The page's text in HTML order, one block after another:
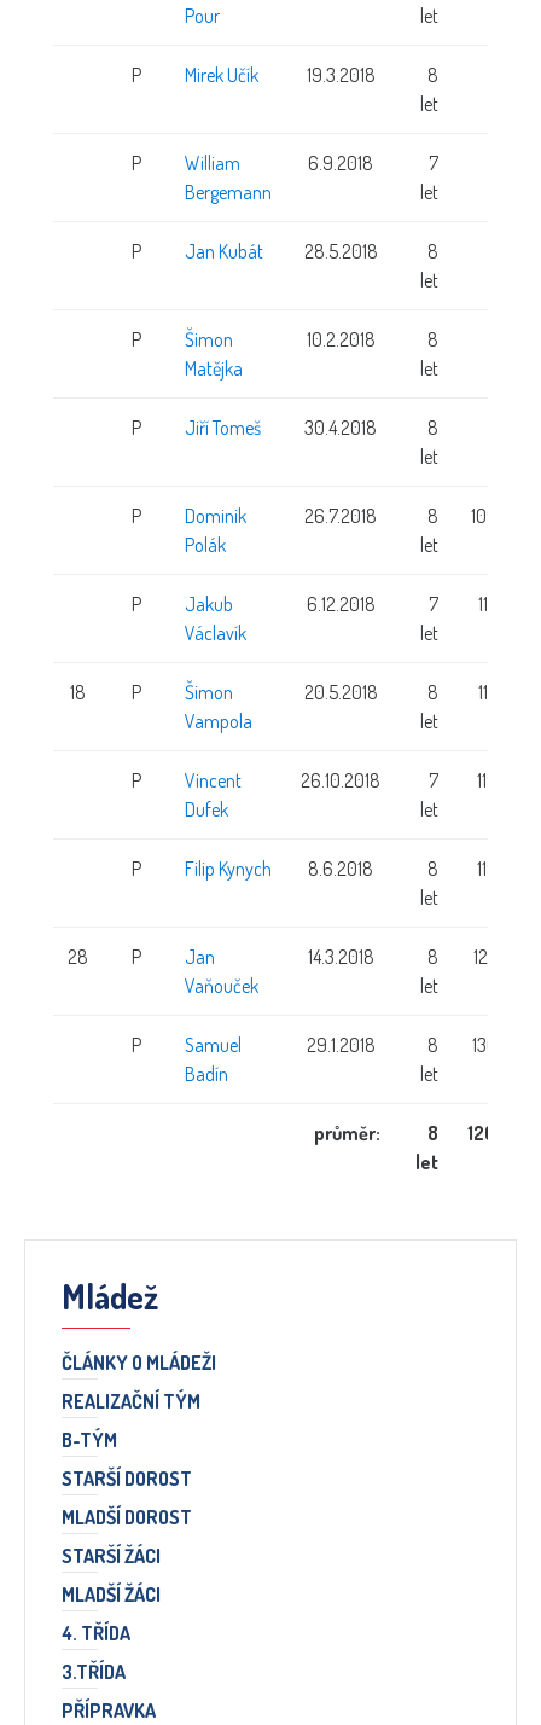
Pour
let
P Mirek Učík 19.3.2018
8
let
P
William
Bergemann
6.9.2018
7
let
P Jan Kubát 28.5.2018
8
let
P
Šimon
Matějka
10.2.2018
8
let
P Jiří Tomeš 30.4.2018
8
let
P
Dominik
Polák
26.7.2018
8
let
109 cm
P
Jakub
Václavík
6.12.2018
7
let
115 cm
18 P
Šimon
Vampola
20.5.2018
8
let
117 cm
P
Vincent
Dufek
26.10.2018
7
let
119 cm
P Filip Kynych 8.6.2018
8
let
119 cm
28 P
Jan
Vaňouček
14.3.2018
8
let
122 cm
P
Samuel
Badín
29.1.2018
8
let
136 cm
průměr:
8
let
120 cm
Mládež
ČLÁNKY O MLÁDEŽI
REALIZAČNÍ TÝM
B-TÝM
STARŠÍ DOROST
MLADŠÍ DOROST
STARŠÍ ŽÁCI
MLADŠÍ ŽÁCI
4. TŘÍDA
3.TŘÍDA
PŘÍPRAVKA